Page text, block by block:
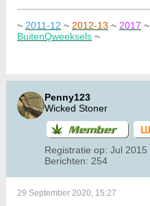
~ 2011-12 ~ 2012-13 ~ 2017 ~
BuitenQweeksels ~
Penny123
Wicked Stoner
Registratie op: Jul 2015
Berichten: 254
29 September 2020, 15:27